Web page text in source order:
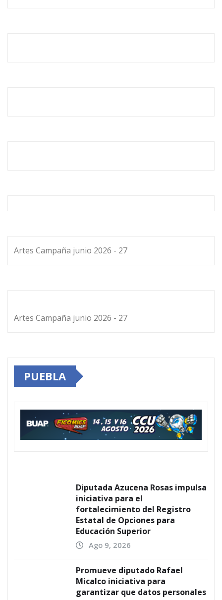
Artes Campaña junio 2026 - 27
Artes Campaña junio 2026 - 27
PUEBLA
Diputada Azucena Rosas impulsa
iniciativa para el
fortalecimiento del Registro
Estatal de Opciones para
Educación Superior
Ago 9, 2026
Promueve diputado Rafael
Micalco iniciativa para
garantizar que datos personales